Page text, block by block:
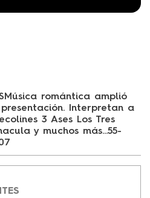
romántica amplió
Interpretan a
3 Ases Los Tres
y muchos más...55-